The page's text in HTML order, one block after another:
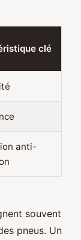
clé
anti-
souvent
pneus. Un